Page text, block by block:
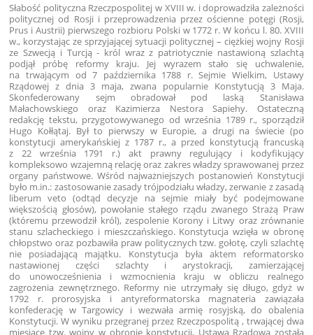
Słabość polityczna Rzeczpospolitej w XVIII w. i doprowadziła zależności
politycznej od Rosji i przeprowadzenia przez ościenne potęgi (Rosji,
Prus i Austrii) pierwszego rozbioru Polski w 1772 r. W końcu l. 80. XVIII
w., korzystając ze sprzyjającej sytuacji politycznej – ciężkiej wojny Rosji
ze Szwecją i Turcją - król wraz z patriotycznie nastawioną szlachtą
podjął próbę reformy kraju. Jej wyrazem stało się uchwalenie,
na trwającym od 7 października 1788 r. Sejmie Wielkim, Ustawy
Rządowej z dnia 3 maja, zwana popularnie Konstytucją 3 Maja.
Skonfederowany sejm obradował pod laską Stanisława
Małachowskiego oraz Kazimierza Nestora Sapiehy. Ostateczną
redakcję tekstu, przygotowywanego od września 1789 r., sporządził
Hugo Kołłątaj. Był to pierwszy w Europie, a drugi na świecie (po
konstytucji amerykańskiej z 1787 r., a przed konstytucją francuską
z 22 września 1791 r.) akt prawny regulujący i kodyfikujący
kompleksowo wzajemną relację oraz zakres władzy sprawowanej przez
organy państwowe. Wśród najważniejszych postanowień Konstytucji
było m.in.: zastosowanie zasady trójpodziału władzy, zerwanie z zasadą
liberum veto (odtąd decyzje na sejmie miały być podejmowane
większością głosów), powołanie stałego rządu zwanego Strażą Praw
(któremu przewodził król), zespolenie Korony i Litwy oraz zrównanie
stanu szlacheckiego i mieszczańskiego. Konstytucja wzięła w obronę
chłopstwo oraz pozbawiła praw politycznych tzw. gołotę, czyli szlachtę
nie posiadającą majątku. Konstytucja była aktem reformatorsko
nastawionej części szlachty i arystokracji, zamierzającej
do unowocześnienia i wzmocnienia kraju w obliczu realnego
zagrożenia zewnętrznego. Reformy nie utrzymały się długo, gdyż w
1792 r. prorosyjska i antyreformatorska magnateria zawiązała
konfederację w Targowicy i wezwała armię rosyjską, do obalenia
Konstytucji. W wyniku przegranej przez Rzeczpospolitą , trwającej dwa
miesiące tzw. wojny w obronie konstytucji, Ustawa Rządowa została